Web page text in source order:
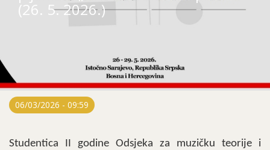
(26. 5. 2026.)
06/03/2026 - 09:59
Studentica II godine Odsjeka za muzičku teorije i